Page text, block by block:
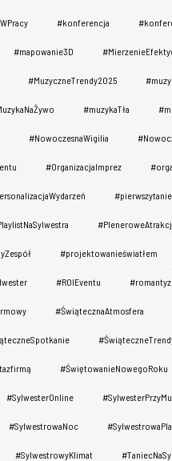
#konferencja
#mapowanie3D
#MuzyczneTrendy2025
#muzykaTła
#NowoczesnaWigilia
#OrganizacjaImprez
#projektowanieświatłem
#ROIEventu
#ŚwiątecznaAtmosfera
#ŚwiętowanieNowegoRoku
#SylwesterOnline
#SylwestrowaNoc
#SylwestrowyKlimat